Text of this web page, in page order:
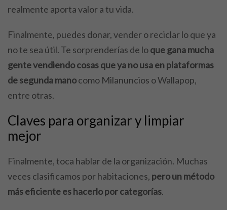
realmente aporta valor a tu vida.
Finalmente, puedes donar, vender o reciclar lo que ya
no te sea útil. Te sorprenderías de loque gana mucha
gente vendiendo cosas que ya no usa en plataformas
de segunda manocomo Milanuncios o Wallapop,
entre otras.
Claves para organizar y limpiar
mejor
Finalmente, toca hablar de la organización. Muchas
veces clasificamos por habitaciones, pero un método
más eficiente es hacerlo por categorías.